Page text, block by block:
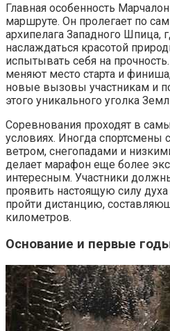
Главная особенность
маршруте. Он пролегает по
архипелага Западного Шпица,
наслаждаться красотой
испытывать себя на
меняют место старта и
новые вызовы участникам и
этого уникального уголка
Соревнования проходят в
условиях. Иногда спортсмены
ветром, снегопадами и
делает марафон еще более
интересным. Участники
проявить настоящую силу
пройти дистанцию,
километров.
Основание и первые